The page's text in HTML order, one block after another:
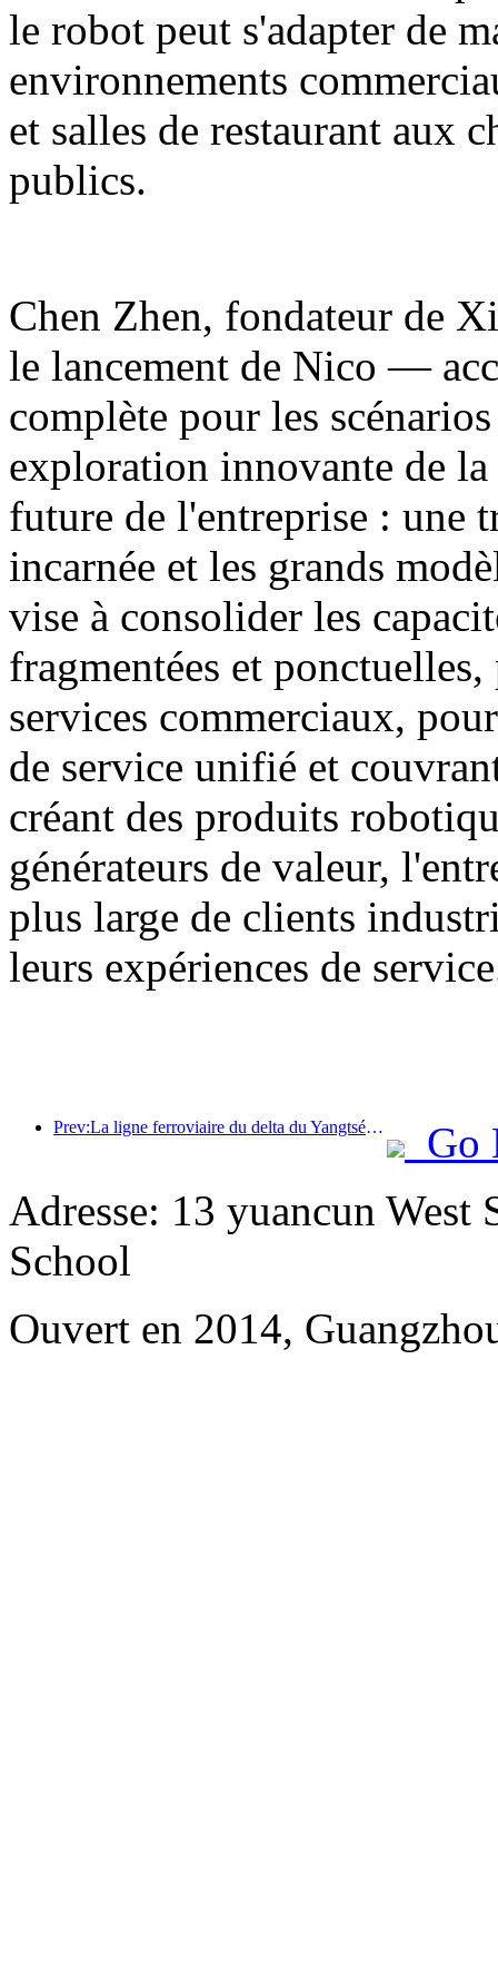
le robot peut s'adapter de
environnements
et salles de restaurant aux
publics.
Chen Zhen, fondateur de
le lancement de Nico —
complète pour les
exploration innovante de
future de l'entreprise : une
incarnée et les grands
vise à consolider les
fragmentées et ponctuelles,
services commerciaux,
de service unifié et
créant des produits
générateurs de valeur,
plus large de clients
leurs expériences de
Prev:La ligne ferroviaire du delta du Yangtsé a transporté plus de 21,38 millions de passagers pendant les vacances du 1er mai.
Go
Adresse: 13 yuancun West
School
Ouvert en 2014,